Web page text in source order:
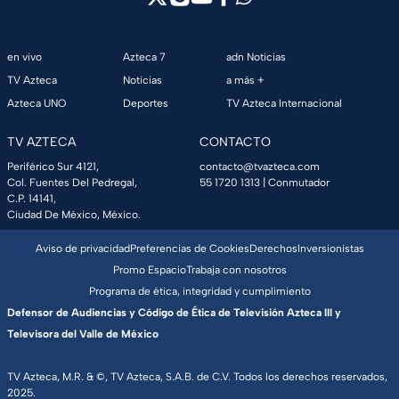
en vivo
TV Azteca
Azteca UNO
Azteca 7
Noticias
Deportes
adn Noticias
a más +
TV Azteca Internacional
TV AZTECA
Periférico Sur 4121,
Col. Fuentes Del Pedregal,
C.P. 14141,
Ciudad De México, México.
CONTACTO
contacto@tvazteca.com
55 1720 1313 | Conmutador
TV Azteca, M.R. & ©, TV Azteca, S.A.B. de C.V. Todos los derechos reservados,
2025.
Aviso de privacidadPreferencias de CookiesDerechosInversionistas
Promo EspacioTrabaja con nosotros
Programa de ética, integridad y cumplimiento
Defensor de Audiencias y Código de Ética de Televisión Azteca III y
Televisora del Valle de México